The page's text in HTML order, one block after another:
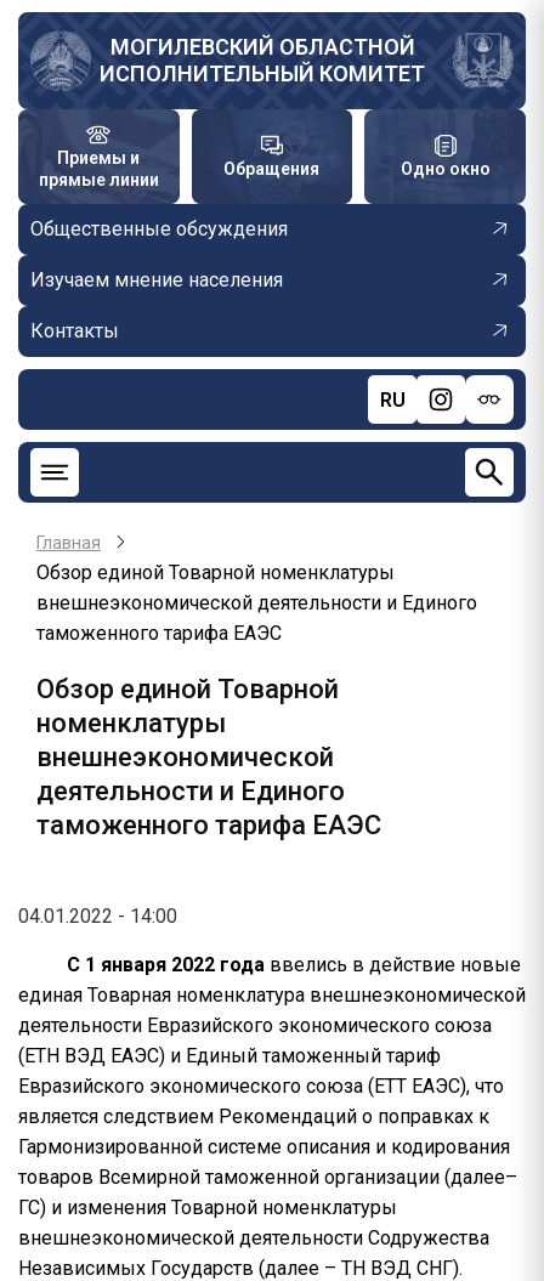
Перейти
основному
содержанию
МОГИЛЕВСКИЙ ОБЛАСТНОЙ
ИСПОЛНИТЕЛЬНЫЙ КОМИТЕТ
Приемы и
прямые линии
Обращения Одно окно
Общественные обсуждения
Изучаем мнение населения
Контакты
RU
Главная
Обзор единой Товарной номенклатуры
внешнеэкономической деятельности и Единого
таможенного тарифа ЕАЭС
Обзор единой Товарной
номенклатуры
внешнеэкономической
деятельности и Единого
таможенного тарифа ЕАЭС
04.01.2022 - 14:00
С 1 января 2022 года ввелись в действие новые
единая Товарная номенклатура внешнеэкономической
деятельности Евразийского экономического союза
(ЕТН ВЭД ЕАЭС) и Единый таможенный тариф
Евразийского экономического союза (ЕТТ ЕАЭС), что
является следствием Рекомендаций о поправках к
Гармонизированной системе описания и кодирования
товаров Всемирной таможенной организации (далее–
ГС) и изменения Товарной номенклатуры
внешнеэкономической деятельности Содружества
Независимых Государств (далее – ТН ВЭД СНГ).